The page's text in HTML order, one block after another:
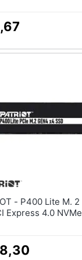
M. 2 250
Express 4.0 NVMe